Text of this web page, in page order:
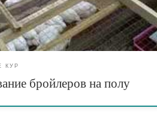
выращивают 4,7 партии на полу и 5,2
КУР
бройлеров на полу